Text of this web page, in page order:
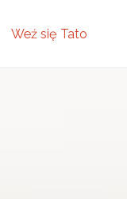
Weź się Tato